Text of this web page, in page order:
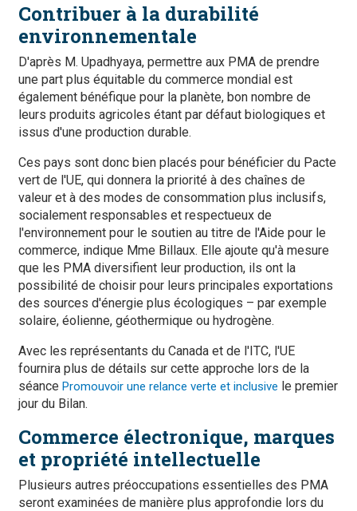
Contribuer à la durabilité
environnementale
D'après M. Upadhyaya, permettre aux PMA de prendre
une part plus équitable du commerce mondial est
également bénéfique pour la planète, bon nombre de
leurs produits agricoles étant par défaut biologiques et
issus d'une production durable.
Ces pays sont donc bien placés pour bénéficier du Pacte
vert de l'UE, qui donnera la priorité à des chaînes de
valeur et à des modes de consommation plus inclusifs,
socialement responsables et respectueux de
l'environnement pour le soutien au titre de l'Aide pour le
commerce, indique Mme Billaux. Elle ajoute qu'à mesure
que les PMA diversifient leur production, ils ont la
possibilité de choisir pour leurs principales exportations
des sources d'énergie plus écologiques – par exemple
solaire, éolienne, géothermique ou hydrogène.
Avec les représentants du Canada et de l'ITC, l'UE
fournira plus de détails sur cette approche lors de la
séance Promouvoir une relance verte et inclusive le premier
jour du Bilan.
Commerce électronique, marques
et propriété intellectuelle
Plusieurs autres préoccupations essentielles des PMA
seront examinées de manière plus approfondie lors du